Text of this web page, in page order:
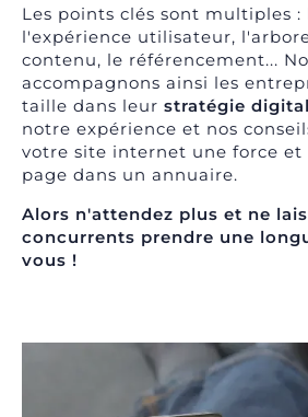
Les points clés sont multiples :
l'expérience utilisateur, l'
contenu, le référencement...
accompagnons ainsi les
taille dans leur stratégie
notre expérience et nos
votre site internet une force et
page dans un annuaire.
Alors n'attendez plus et ne
concurrents prendre une
vous !